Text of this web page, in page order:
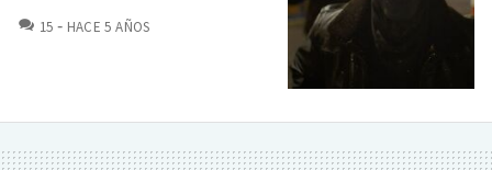
15 COMENTARIOS
HACE 5 AÑOS